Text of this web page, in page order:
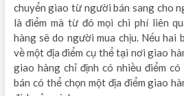
chuyển giao từ người bán sang cho
là điểm mà từ đó mọi chi phí liên
hàng sẽ do người mua chịu. Nếu hai
về một địa điểm cụ thể tại nơi giao
giao hàng chỉ định có nhiều điểm
bán có thể chọn một địa điểm giao